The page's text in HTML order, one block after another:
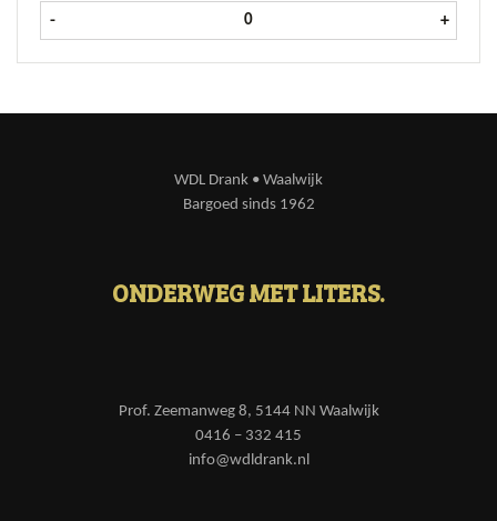
- Coca Cola Zero krat 6x1 ltr aantal
+
WDL Drank • Waalwijk
Bargoed sinds 1962
ONDERWEG MET LITERS.
Prof. Zeemanweg 8, 5144 NN Waalwijk
0416 – 332 415
info@wdldrank.nl